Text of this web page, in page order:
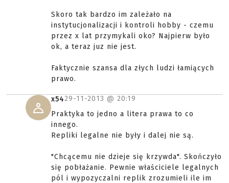
Skoro tak bardzo im zależało na
instytucjonalizacji i kontroli hobby - czemu
przez x lat przymykali oko? Najpierw było
ok, a teraz juz nie jest.
Faktycznie szansa dla złych ludzi łamiących
prawo.
x5429-11-2013 @ 20:19
Praktyka to jedno a litera prawa to co
innego.
Repliki legalne nie były i dalej nie są.
"Chcącemu nie dzieje się krzywda". Skończyło
się pobłażanie. Pewnie właściciele legalnych
pól i wypozyczalni replik zrozumieli ile im